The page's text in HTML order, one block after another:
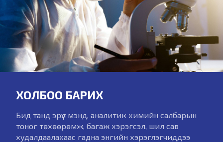
ХОЛБОО БАРИХ
Бид танд эрүүл мэнд, аналитик химийн салбарын
тоног төхөөрөмж, багаж хэрэгсэл, шил сав
худалдаалахаас гадна энгийн хэрэглэгчиддээ